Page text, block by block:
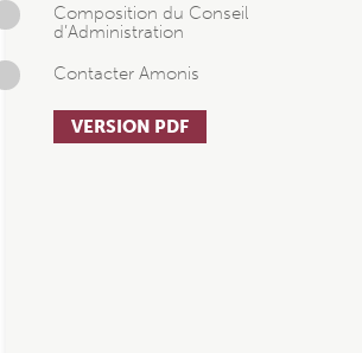
Composition du Conseil
d’Administration
Contacter Amonis
VERSION PDF